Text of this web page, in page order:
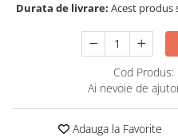
Durata de livrare: Acest produs
Cod Produs:
Ai nevoie de
Adauga la Favorite